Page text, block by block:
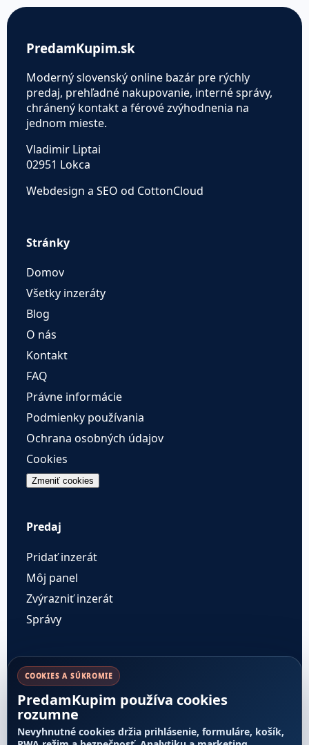
PredamKupim.sk
Moderný slovenský online bazár pre rýchly
predaj, prehľadné nakupovanie, interné správy,
chránený kontakt a férové zvýhodnenia na
jednom mieste.
Vladimir Liptai
02951 Lokca
Webdesign a SEO od CottonCloud
Stránky
Domov
Všetky inzeráty
Blog
O nás
Kontakt
FAQ
Právne informácie
Podmienky používania
Ochrana osobných údajov
Cookies
Zmeniť cookies
Predaj
Pridať inzerát
Môj panel
Zvýrazniť inzerát
Správy
Pravidlá a dôvera
Cenník služieb
Pravidlá inzercie
COOKIES A SÚKROMIE
PredamKupim používa cookies
rozumne
Nevyhnutné cookies držia prihlásenie, formuláre, košík,